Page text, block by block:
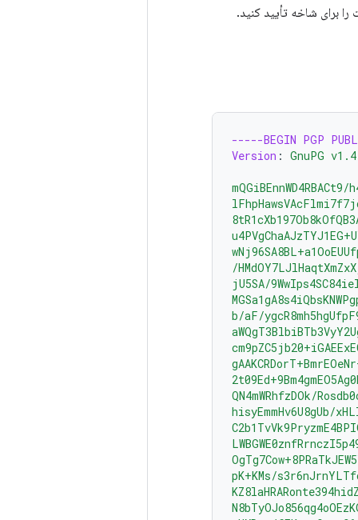
برای شاخه تأیید کنید.
-----BEGIN PGP
Version : GnuPG
/
jU5SA/
b/aF/
QN4mWRhfzDOk/
hisyEmmHv6U8gUb/
pK+KMs/